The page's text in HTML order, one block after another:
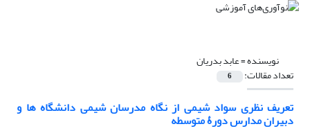
نویسنده =عابد بدریان
تعداد مقالات: 6
تعریف نظری سواد شیمی از نگاه مدرسان شیمی دانشگاه ها و
دبیران مدارس دورۀ متوسطه